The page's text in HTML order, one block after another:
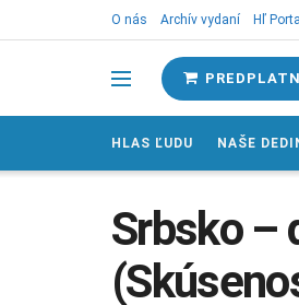
O nás Archív vydaní Hľ Portal
HLAS ĽUDU NAŠE
Srbsko –